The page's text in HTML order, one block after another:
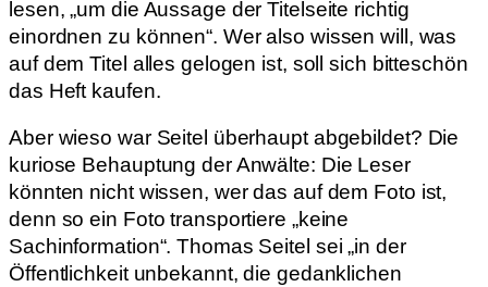
lesen, „um die Aussage der Titelseite richtig
einordnen zu können“. Wer also wissen will, was
auf dem Titel alles gelogen ist, soll sich bitteschön
das Heft kaufen.
Aber wieso war Seitel überhaupt abgebildet? Die
kuriose Behauptung der Anwälte: Die Leser
könnten nicht wissen, wer das auf dem Foto ist,
denn so ein Foto transportiere „keine
Sachinformation“. Thomas Seitel sei „in der
Öffentlichkeit unbekannt, die gedanklichen